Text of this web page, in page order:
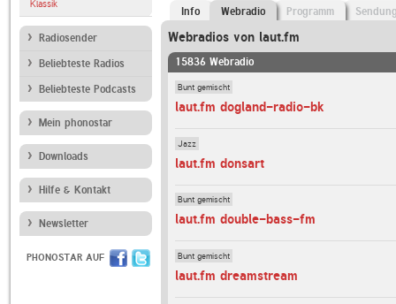
Klassik
Radiosender
Beliebteste Radios
Beliebteste Podcasts
Mein phonostar
Downloads
Hilfe & Kontakt
Newsletter
PHONOSTAR AUF
Info Webradio Programm
Webradios von laut.fm
15836 Webradio
Bunt gemischt
laut.fm dogland-radio-bk
Jazz
laut.fm donsart
Bunt gemischt
laut.fm double-bass-fm
Bunt gemischt
laut.fm dreamstream